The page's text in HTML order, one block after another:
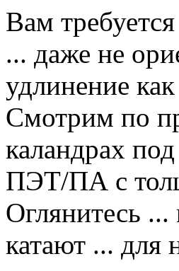
Вам
... даже не
удлинение
Смотрим по
каландрах
ПЭТ/ПА с
Оглянитесь
катают ... для